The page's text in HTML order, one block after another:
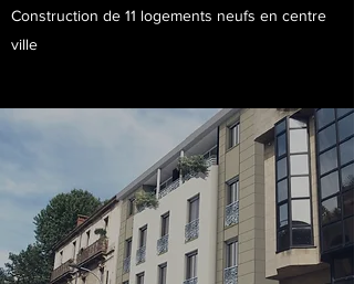
Construction de 11 logements neufs en centre
ville